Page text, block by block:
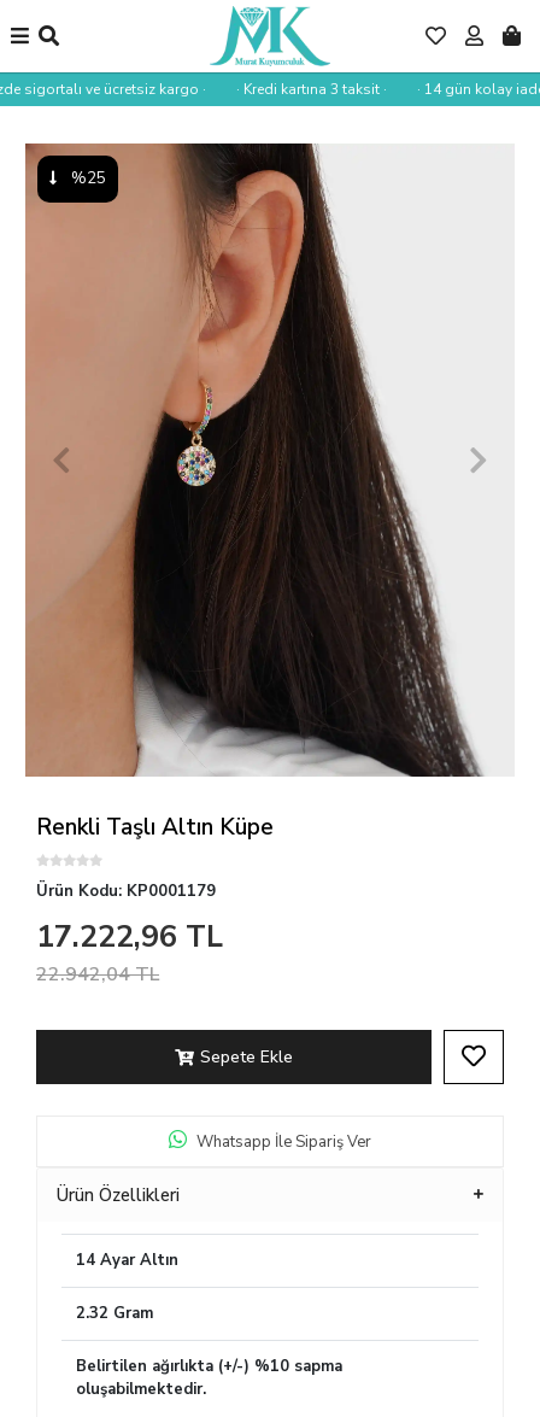
sigortalı ve ücretsiz kargo · · Kredi kartına 3 taksit · · 14 gün kolay iade
%25
Renkli Taşlı Altın Küpe
Ürün Kodu: KP0001179
17.222,96 TL
22.942,04 TL
Sepete Ekle
Whatsapp İle Sipariş Ver
Ürün Özellikleri
14 Ayar Altın
2.32 Gram
Belirtilen ağırlıkta (+/-) %10 sapma
oluşabilmektedir.